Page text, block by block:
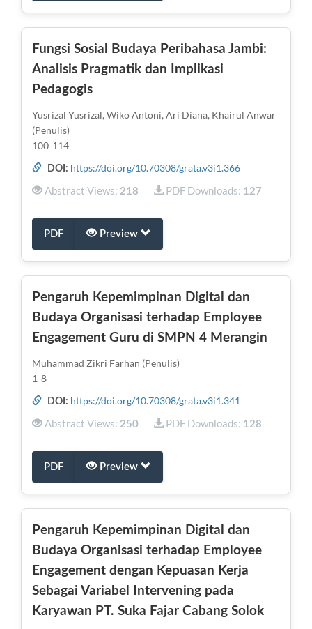
Fungsi Sosial Budaya Peribahasa Jambi:
Analisis Pragmatik dan Implikasi
Pedagogis
Yusrizal Yusrizal, Wiko Antoni, Ari Diana, Khairul Anwar
(Penulis)
100-114
DOI: https://doi.org/10.70308/grata.v3i1.366
Abstract Views: 218 PDF Downloads: 127
PDF Preview
Pengaruh Kepemimpinan Digital dan
Budaya Organisasi terhadap Employee
Engagement Guru di SMPN 4 Merangin
Muhammad Zikri Farhan (Penulis)
1-8
DOI: https://doi.org/10.70308/grata.v3i1.341
Abstract Views: 250 PDF Downloads: 128
PDF Preview
Pengaruh Kepemimpinan Digital dan
Budaya Organisasi terhadap Employee
Engagement dengan Kepuasan Kerja
Sebagai Variabel Intervening pada
Karyawan PT. Suka Fajar Cabang Solok